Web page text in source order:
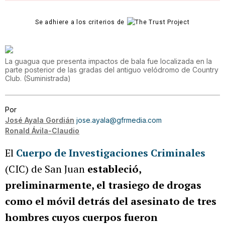
Se adhiere a los criterios de
La guagua que presenta impactos de bala fue localizada en la
parte posterior de las gradas del antiguo velódromo de Country
Club. (Suministrada)
Por
José Ayala Gordián jose.ayala@gfrmedia.com
Ronald Ávila-Claudio
El Cuerpo de Investigaciones Criminales
(CIC) de San Juan estableció,
preliminarmente, el trasiego de drogas
como el móvil detrás del asesinato de tres
hombres cuyos cuerpos fueron